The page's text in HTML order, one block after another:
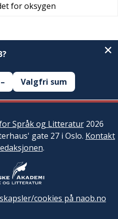
for oksygen
Valgfri sum
Språk og Litteratur2026
gate 27 i Oslo. Kontakt
.
cookies på naob.no